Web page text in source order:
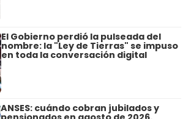
El Gobierno perdió la pulseada del
nombre: la "Ley de Tierras" se impuso
en toda la conversación digital
ANSES: cuándo cobran jubilados y